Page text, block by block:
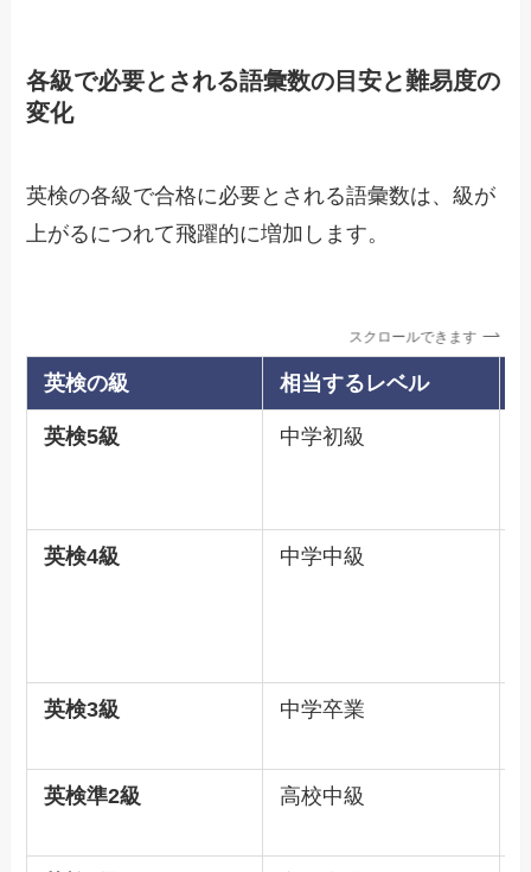
各級で必要とされる語彙数の目安と難易度の
変化
英検の各級で合格に必要とされる語彙数は、級が
上がるにつれて飛躍的に増加します。
スクロールできます
英検の級 相当するレベル
英検5級 中学初級
英検4級 中学中級
英検3級 中学卒業
英検準2級 高校中級